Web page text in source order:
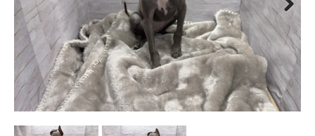
Next